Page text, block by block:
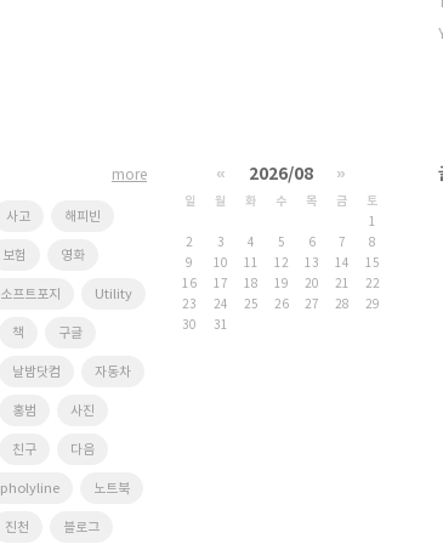
사고 해피빈
보험 영화
소프트포지 Utility
책 구글
날밤닷컴 자동차
홍범 사진
친구 다음
pholyline 노트북
진천 블로그
more « 2026/08 »
일 월 화 수 목 금
토
1
2
3 4 5 6 7
8
9
10 11 12 13 14
15
16
17 18 19 20 21
22
23
24 25 26 27 28
29
30
31